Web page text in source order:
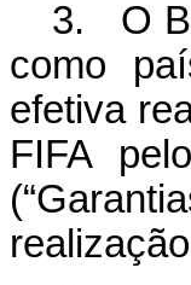
3. O
como
efetiva
FIFA